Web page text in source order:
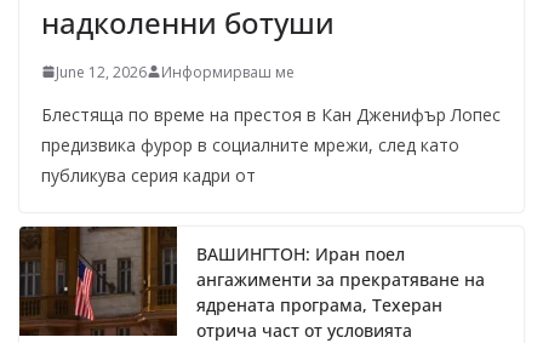
надколенни ботуши
June 12, 2026 Информирваш ме
Блестяща по време на престоя в Кан Дженифър Лопес
предизвика фурор в социалните мрежи, след като
публикува серия кадри от
ВАШИНГТОН: Иран поел
ангажименти за прекратяване на
ядрената програма, Техеран
отрича част от условията